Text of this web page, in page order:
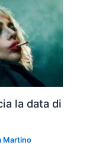
la data di
Martino